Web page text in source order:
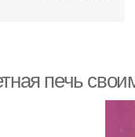
печь